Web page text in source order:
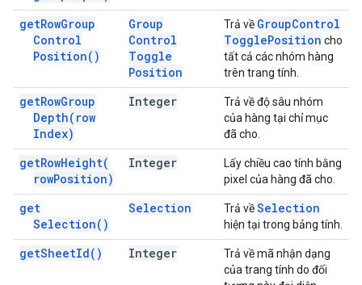
getRowGroup
Control
Position( )
Group
Control
Toggle
Position
Trả về GroupControl
TogglePosition cho
tất cả các nhóm hàng
trên trang tính.
getRowGroup
Depth( row
Index)
Integer
Trả về độ sâu nhóm
của hàng tại chỉ mục
đã cho.
getRowHeight(
rowPosition)
Integer
Lấy chiều cao tính bằng
pixel của hàng đã cho.
get
Selection( )
Selection Trả vềSelection
hiện tại trong bảng tính.
getSheetId( ) Integer
Trả về mã nhận dạng
của trang tính do đối